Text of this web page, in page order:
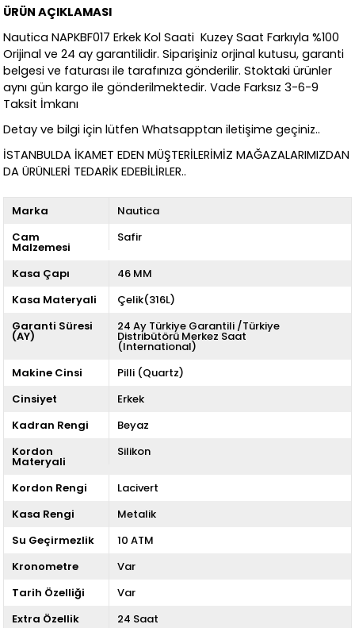
ÜRÜN AÇIKLAMASI
Nautica NAPKBF017 Erkek Kol Saati Kuzey Saat Farkıyla %100
Orijinal ve 24 ay garantilidir. Siparişiniz orjinal kutusu, garanti
belgesi ve faturası ile tarafınıza gönderilir. Stoktaki ürünler
aynı gün kargo ile gönderilmektedir. Vade Farksız 3-6-9
Taksit İmkanı
Detay ve bilgi için lütfen Whatsapptan iletişime geçiniz..
İSTANBULDA İKAMET EDEN MÜŞTERİLERİMİZ MAĞAZALARIMIZDAN
DA ÜRÜNLERİ TEDARİK EDEBİLİRLER..
Marka
Nautica
Cam
Malzemesi
Safir
Kasa Çapı
46 MM
Kasa Materyali
Çelik(316L)
Garanti Süresi
(AY)
24 Ay Türkiye Garantili /Türkiye
Distribütörü Merkez Saat
(International)
Makine Cinsi
Pilli (Quartz)
Cinsiyet
Erkek
Kadran Rengi
Beyaz
Kordon
Materyali
Silikon
Kordon Rengi
Lacivert
Kasa Rengi
Metalik
Su Geçirmezlik
10 ATM
Kronometre
Var
Tarih Özelliği
Var
Extra Özellik
24 Saat